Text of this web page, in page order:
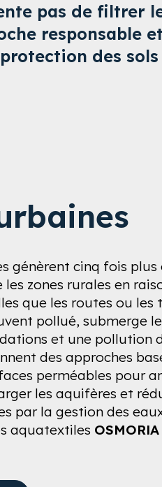
pas de filtrer
responsable
des
génèrent cinq fois plus
zones rurales en
que les routes ou les
pollué, submerge
et une pollution
des approches
perméables pour
les aquifères et
par la gestion des
aquatextiles OSMORIA